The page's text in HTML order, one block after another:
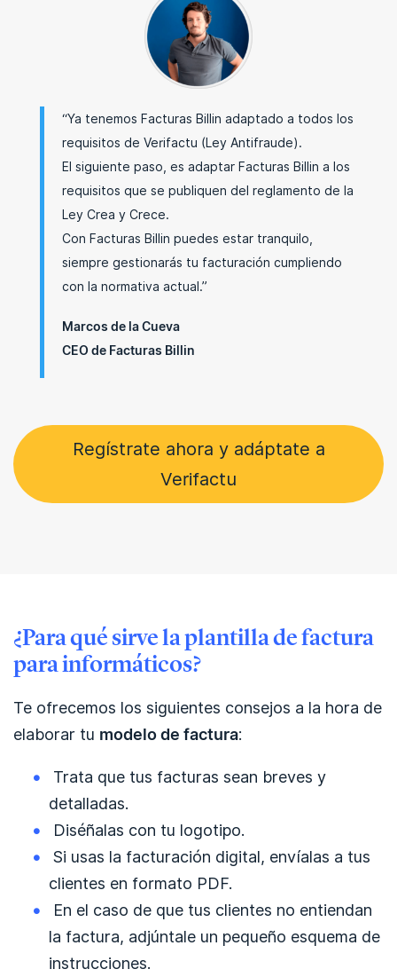
“Ya tenemos Facturas Billin adaptado a todos los
requisitos de Verifactu (Ley Antifraude).
El siguiente paso, es adaptar Facturas Billin a los
requisitos que se publiquen del reglamento de la
Ley Crea y Crece.
Con Facturas Billin puedes estar tranquilo,
siempre gestionarás tu facturación cumpliendo
con la normativa actual.”
Marcos de la Cueva
CEO de Facturas Billin
Regístrate ahora y adáptate a
Verifactu
¿Para qué sirve la plantilla de factura
para informáticos?
Te ofrecemos los siguientes consejos a la hora de
elaborar tu modelo de factura:
Trata que tus facturas sean breves y
detalladas.
Diséñalas con tu logotipo.
Si usas la facturación digital, envíalas a tus
clientes en formato PDF.
En el caso de que tus clientes no entiendan
la factura, adjúntale un pequeño esquema de
instrucciones.